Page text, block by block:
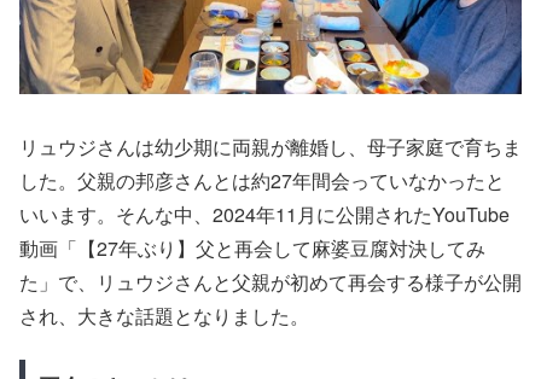
リュウジさんは幼少期に両親が離婚し、母子家庭で育ちま
した。父親の邦彦さんとは約27年間会っていなかったと
いいます。そんな中、2024年11月に公開されたYouTube
動画「【27年ぶり】父と再会して麻婆豆腐対決してみ
た」で、リュウジさんと父親が初めて再会する様子が公開
され、大きな話題となりました。